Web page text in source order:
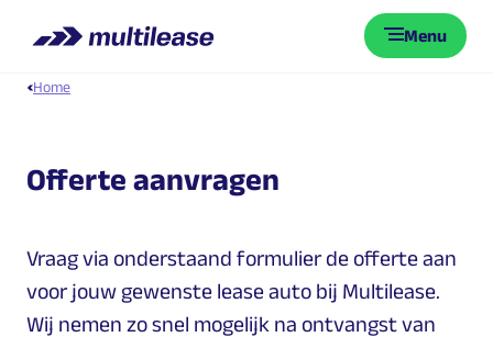
Menu
Home
Offerte aanvragen
Vraag via onderstaand formulier de offerte aan
voor jouw gewenste lease auto bij Multilease.
Wij nemen zo snel mogelijk na ontvangst van